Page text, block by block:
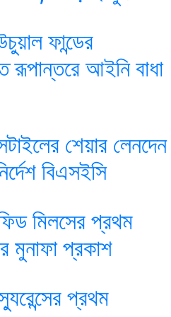
ফান্ডের
রূপান্তরে আইনি বাধা
শেয়ার লেনদেন
বিএসইসি
মিলসের প্রথম
মুনাফা প্রকাশ
প্রথম